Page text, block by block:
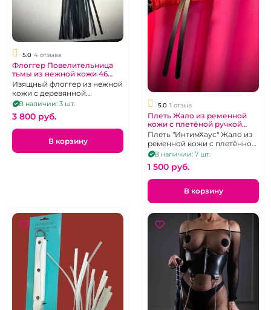
5.0 4 отзыва
Флоггер Повелительница
тьмы из нежной кожи 46
хвостов "ИнтимХаус"
Изящный флоггер из нежной
кожи с деревянной
рукоятью из Ясеня
В наличии: 3 шт.
3 800 pуб.
В корзину
5.0 1 отзыв
Плеть Жало из ременной
кожи с плетёной ручкой
"ИнтимХаус"
Плеть "ИнтимХаус" Жало из
ременной кожи с плетённой
ручкой
В наличии: 7 шт.
1 500 pуб.
В корзину